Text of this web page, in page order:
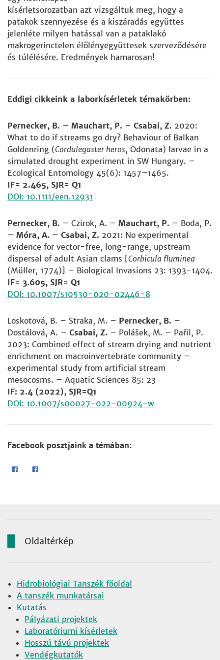
kísérletsorozatban azt vizsgáltuk meg, hogy a
patakok szennyezése és a kiszáradás együttes
jelenléte milyen hatással van a pataklakó
makrogerinctelen élőlényegyüttesek szerveződésére
és túlélésére. Eredmények hamarosan!
Eddigi cikkeink a laborkísérletek témakörben:
Pernecker, B. – Mauchart, P. – Csabai, Z. 2020:
What to do if streams go dry? Behaviour of Balkan
Goldenring (Cordulegaster heros, Odonata) larvae in a
simulated drought experiment in SW Hungary. –
Ecological Entomology 45(6): 1457–1465.
IF= 2.465, SJR= Q1
DOI: 10.1111/een.12931
Pernecker, B. – Czirok, A. – Mauchart, P. – Boda, P.
– Móra, A. – Csabai, Z. 2021: No experimental
evidence for vector-free, long-range, upstream
dispersal of adult Asian clams [Corbicula fluminea
(Müller, 1774)] – Biological Invasions 23: 1393-1404.
IF= 3.605, SJR= Q1
DOI: 10.1007/s10530-020-02446-8
Loskotová, B. – Straka, M. – Pernecker, B. –
Dostálová, A. – Csabai, Z. – Polášek, M. – Pařil, P.
2023: Combined effect of stream drying and nutrient
enrichment on macroinvertebrate community –
experimental study from artificial stream
mesocosms. – Aquatic Sciences 85: 23
IF: 2.4 (2022), SJR=Q1
DOI: 10.1007/s00027-022-00924-w
Facebook posztjaink a témában:
Oldaltérkép
Hidrobiológiai Tanszék főoldal
A tanszék munkatársai
Kutatás
Pályázati projektek
Laboratóriumi kísérletek
Hosszú távú projektek
Vendégkutatók